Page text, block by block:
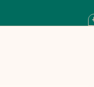
come quando si
fa tremare. Ma c’è